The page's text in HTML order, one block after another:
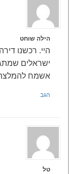
הילה שוחט
היי. רכשנו
ישראלים
אשמח להמלצה
הגב
טל